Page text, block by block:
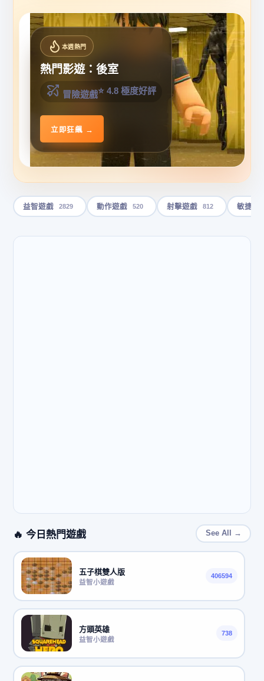
本週熱門
熱門影遊：後室
冒險遊戲⭐ 4.8 極度好評
立即狂飆 →
益智遊戲 2829 動作遊戲 520 射擊遊戲 812 敏捷遊
🔥 今日熱門遊戲 See All →
五子棋雙人版
益智小遊戲
406594
方頭英雄
益智小遊戲
738